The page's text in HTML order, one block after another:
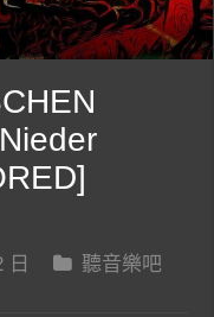
日
聽音樂吧